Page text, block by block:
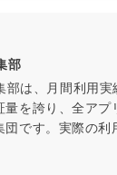
部
部は、月間利用実
量を誇り、全アプ
団です。実際の利
検証を通じて、